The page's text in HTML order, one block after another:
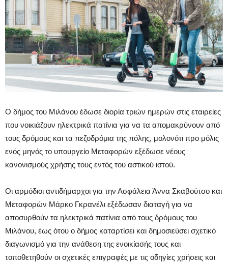
Ο δήμος του Μιλάνου έδωσε διορία τριών ημερών στις εταιρείες
που νοικιάζουν ηλεκτρικά πατίνια για να τα απομακρύνουν από
τους δρόμους και τα πεζοδρόμια της πόλης, μολονότι προ μόλις
ενός μηνός το υπουργείο Μεταφορών εξέδωσε νέους
κανονισμούς χρήσης τους εντός του αστικού ιστού.
Οι αρμόδιοι αντιδήμαρχοι για την Ασφάλεια Άννα Σκαβούτσο και
Μεταφορών Μάρκο Γκρανέλι εξέδωσαν διαταγή για να
αποσυρθούν τα ηλεκτρικά πατίνια από τους δρόμους του
Μιλάνου, έως ότου ο δήμος καταρτίσει και δημοσιεύσει σχετικό
διαγωνισμό για την ανάθεση της ενοικίασής τους και
τοποθετηθούν οι σχετικές επιγραφές με τις οδηγίες χρήσεις και